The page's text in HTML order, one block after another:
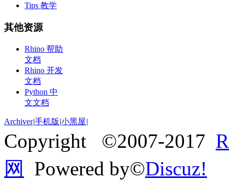
Tips 教学
其他资源
Rhino 帮助
文档
Rhino 开发
文档
Python 中
文文档
Archiver|手机版 |小黑屋|
Copyright ©2007-2017
网
Powered by©Discuz!